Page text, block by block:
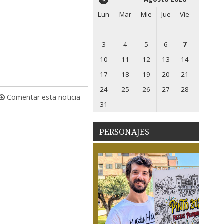
Comentar esta noticia
Lun
Mar Mie Jue Vie
3
4 5 6 7
10
11 12 13 14
17
18 19 20 21
24
25 26 27 28
31
PERSONAJES